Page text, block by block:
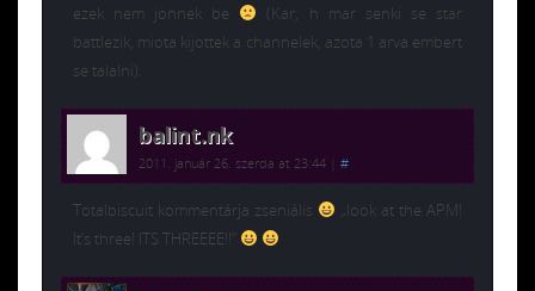
ezek nem jonnek be
(Kar, h mar senki se star
battlezik, miota kijottek a channelek, azota 1 arva embert
se talalni).
balint.nk
2011. január 26. szerda at 23:44 #
Totalbiscuit kommentárja zseniális
„look at the APM!
It’s three! ITS THREEEE!!”